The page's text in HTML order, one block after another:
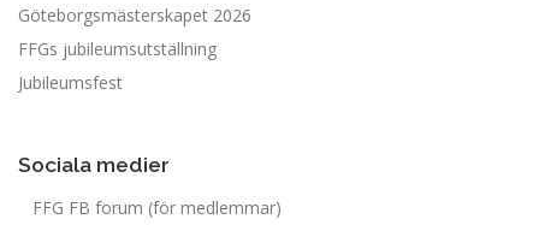
Göteborgsmästerskapet 2026
FFGs jubileumsutställning
Jubileumsfest
Sociala medier
FFG FB forum (för medlemmar)